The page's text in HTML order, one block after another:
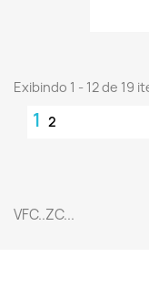
Exibindo 1 - 12 de 19
1 2
VFC..ZC...